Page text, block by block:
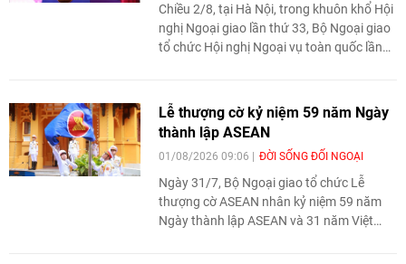
Chiều 2/8, tại Hà Nội, trong khuôn khổ Hội
nghị Ngoại giao lần thứ 33, Bộ Ngoại giao
tổ chức Hội nghị Ngoại vụ toàn quốc lần
nguồn lực quốc tế phục vụ phát triển”.
Lễ thượng cờ kỷ niệm 59 năm Ngày
thành lập ASEAN
01/08/2026 09:06 ĐỜI SỐNG ĐỐI NGOẠI
Ngày 31/7, Bộ Ngoại giao tổ chức Lễ
thượng cờ ASEAN nhân kỷ niệm 59 năm
Ngày thành lập ASEAN và 31 năm Việt